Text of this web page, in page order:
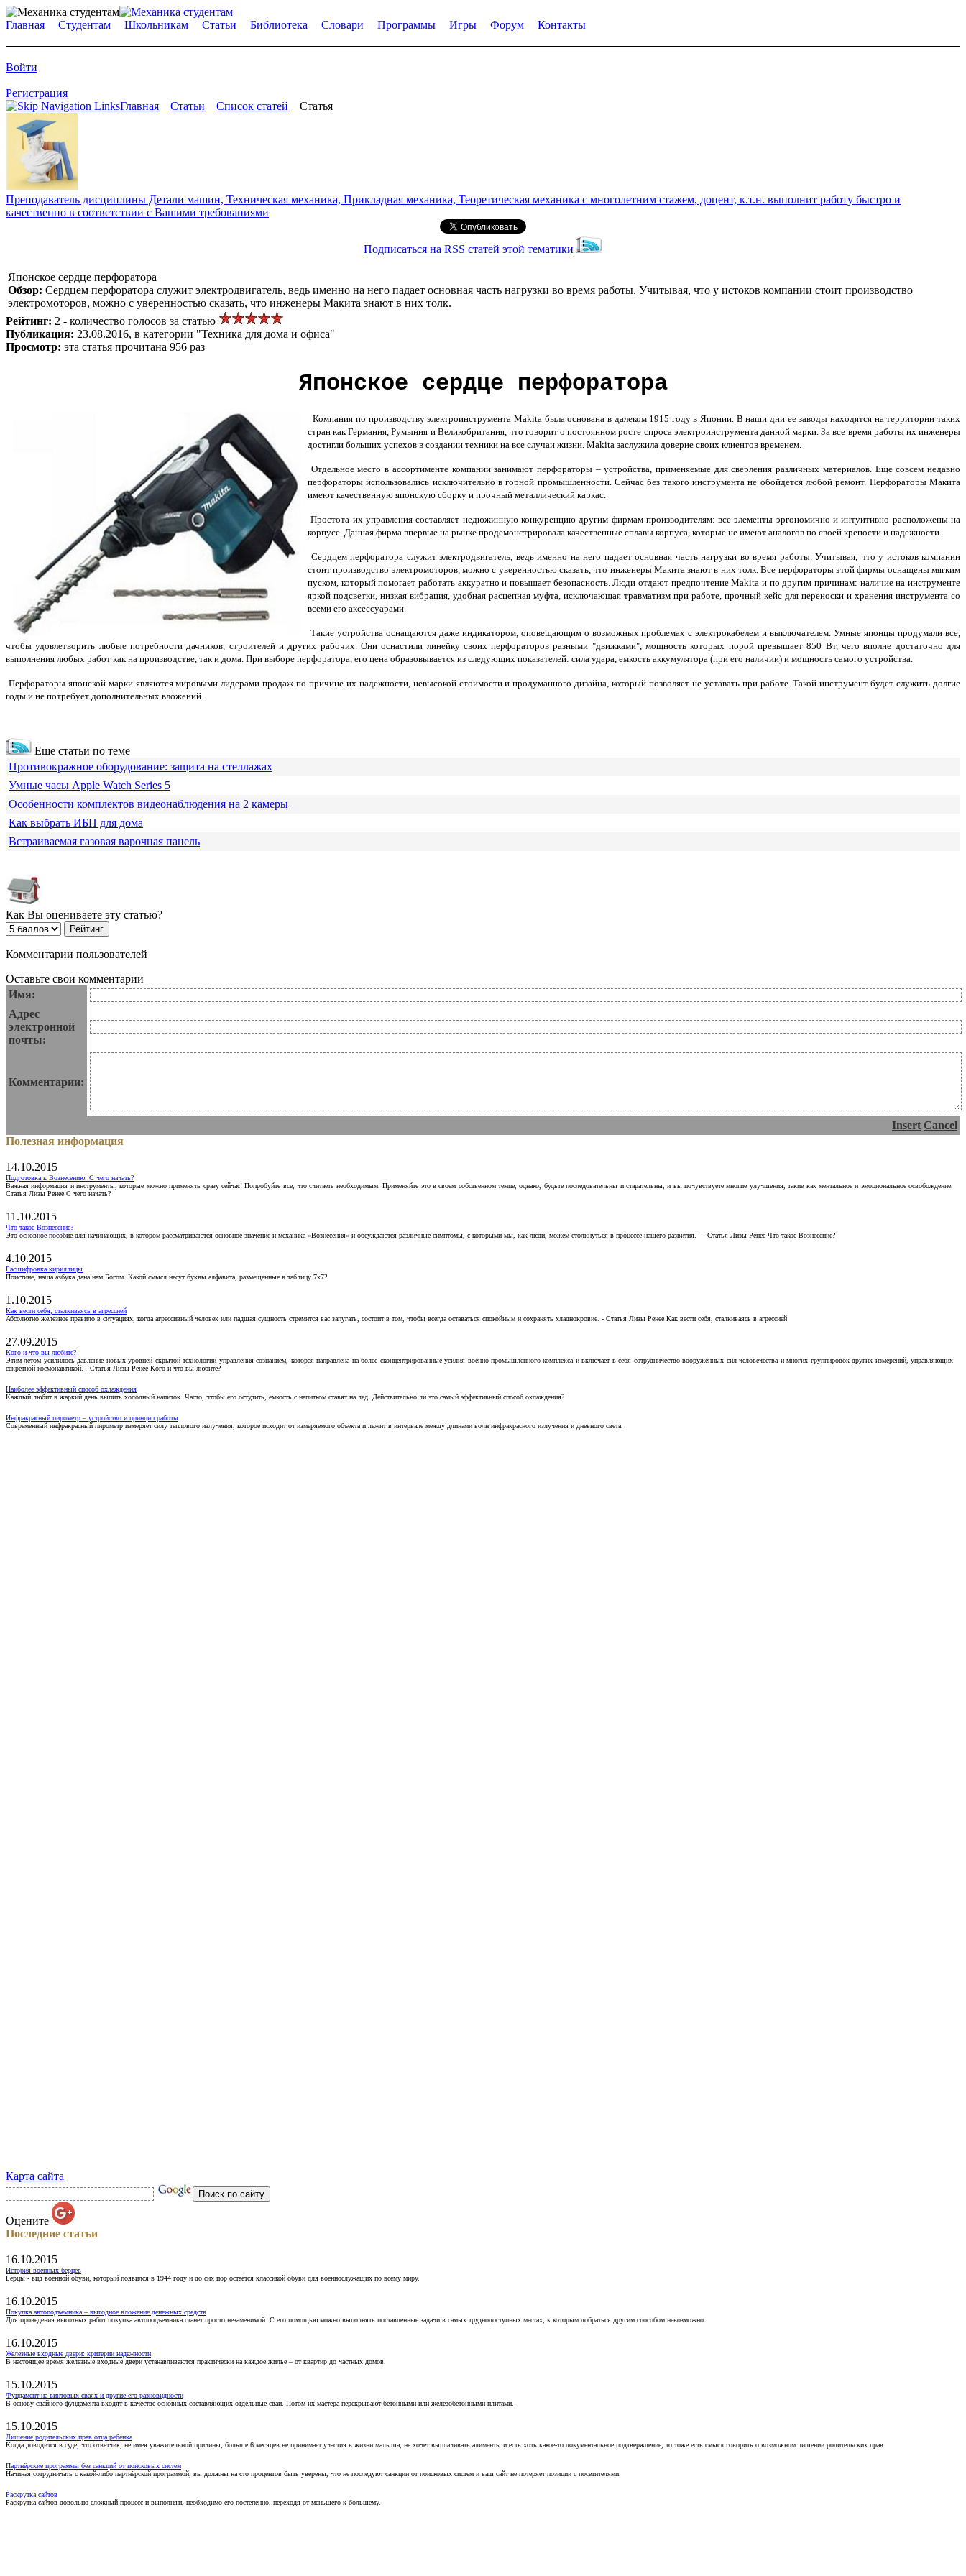
Главная Студентам Школьникам Статьи Библиотека Словари Программы Игры Форум Контакты
Войти
Регистрация
Главная
Статьи Список статей Статья
Преподаватель дисциплины Детали машин, Техническая механика, Прикладная механика, Теоретическая механика с многолетним стажем, доцент, к.т.н. выполнит работу быстро и
качественно в соответствии с Вашими требованиями
Подписаться на RSS статей этой тематики
Японское сердце перфоратора
Обзор: Сердцем перфоратора служит электродвигатель, ведь именно на него падает основная часть нагрузки во время работы. Учитывая, что у истоков компании стоит производство
электромоторов, можно с уверенностью сказать, что инженеры Макита знают в них толк.
Рейтинг: 2 - количество голосов за статью
Публикация: 23.08.2016, в категории "Техника для дома и офиса"
Просмотр: эта статья прочитана 956 раз
Японское сердце перфоратора
Компания по производству электроинструмента Makita была основана в далеком 1915 году в Японии. В наши дни ее заводы находятся на территории таких
стран как Германия, Румыния и Великобритания, что говорит о постоянном росте спроса электроинструмента данной марки. За все время работы их инженеры
достигли больших успехов в создании техники на все случаи жизни. Makita заслужила доверие своих клиентов временем.
Отдельное место в ассортименте компании занимают перфораторы – устройства, применяемые для сверления различных материалов. Еще совсем недавно
перфораторы использовались исключительно в горной промышленности. Сейчас без такого инструмента не обойдется любой ремонт. Перфораторы Макита
имеют качественную японскую сборку и прочный металлический каркас.
Простота их управления составляет недюжинную конкуренцию другим фирмам-производителям: все элементы эргономично и интуитивно расположены на
корпусе. Данная фирма впервые на рынке продемонстрировала качественные сплавы корпуса, которые не имеют аналогов по своей крепости и надежности.
Сердцем перфоратора служит электродвигатель, ведь именно на него падает основная часть нагрузки во время работы. Учитывая, что у истоков компании
стоит производство электромоторов, можно с уверенностью сказать, что инженеры Макита знают в них толк. Все перфораторы этой фирмы оснащены мягким
пуском, который помогает работать аккуратно и повышает безопасность. Люди отдают предпочтение Makita и по другим причинам: наличие на инструменте
яркой подсветки, низкая вибрация, удобная расцепная муфта, исключающая травматизм при работе, прочный кейс для переноски и хранения инструмента со
всеми его аксессуарами.
Такие устройства оснащаются даже индикатором, оповещающим о возможных проблемах с электрокабелем и выключателем. Умные японцы продумали все,
чтобы удовлетворить любые потребности дачников, строителей и других рабочих. Они оснастили линейку своих перфораторов разными "движками", мощность которых порой превышает 850 Вт, чего вполне достаточно для
выполнения любых работ как на производстве, так и дома. При выборе перфоратора, его цена образовывается из следующих показателей: сила удара, емкость аккумулятора (при его наличии) и мощность самого устройства.
Перфораторы японской марки являются мировыми лидерами продаж по причине их надежности, невысокой стоимости и продуманного дизайна, который позволяет не уставать при работе. Такой инструмент будет служить долгие
годы и не потребует дополнительных вложений.
Еще статьи по теме
Противокражное оборудование: защита на стеллажах
Умные часы Apple Watch Series 5
Особенности комплектов видеонаблюдения на 2 камеры
Как выбрать ИБП для дома
Встраиваемая газовая варочная панель
Как Вы оцениваете эту статью?
Комментарии пользователей
Оставьте свои комментарии
Имя:
Адрес
электронной
почты:
Комментарии:
Insert Cancel
Полезная информация
14.10.2015
Подготовка к Вознесению. С чего начать?
Важная информация и инструменты, которые можно применять сразу сейчас! Попробуйте все, что считаете необходимым. Применяйте это в своем собственном темпе, однако, будьте последовательны и старательны, и вы почувствуете многие улучшения, такие как ментальное и эмоциональное освобождение.
Статья Лизы Ренее С чего начать?
11.10.2015
Что такое Вознесение?
Это основное пособие для начинающих, в котором рассматриваются основное значение и механика «Вознесения» и обсуждаются различные симптомы, с которыми мы, как люди, можем столкнуться в процессе нашего развития. - - Статья Лизы Ренее Что такое Вознесение?
4.10.2015
Расшифровка кириллицы
Поистине, наша азбука дана нам Богом. Какой смысл несут буквы алфавита, размещенные в таблицу 7х7?
1.10.2015
Как вести себя, сталкиваясь в агрессией
Абсолютно железное правило в ситуациях, когда агрессивный человек или падшая сущность стремится вас запугать, состоит в том, чтобы всегда оставаться спокойным и сохранять хладнокровие. - Статья Лизы Ренее Как вести себя, сталкиваясь в агрессией
27.09.2015
Кого и что вы любите?
Этим летом усилилось давление новых уровней скрытой технологии управления сознанием, которая направлена на более сконцентрированные усилия военно-промышленного комплекса и включает в себя сотрудничество вооруженных сил человечества и многих группировок других измерений, управляющих
секретной космонавтикой. - Статья Лизы Ренее Кого и что вы любите?
Наиболее эффективный способ охлаждения
Каждый любит в жаркий день выпить холодный напиток. Часто, чтобы его остудить, емкость с напитком ставят на лед. Действительно ли это самый эффективный способ охлаждения?
Инфракрасный пирометр – устройство и принцип работы
Современный инфракрасный пирометр измеряет силу теплового излучения, которое исходит от измеряемого объекта и лежит в интервале между длинами волн инфракрасного излучения и дневного света.
Карта сайта
Оцените
Последние статьи
16.10.2015
История военных берцев
Берцы - вид военной обуви, который появился в 1944 году и до сих пор остаётся классикой обуви для военнослужащих по всему миру.
16.10.2015
Покупка автоподъемника – выгодное вложение денежных средств
Для проведения высотных работ покупка автоподъемника станет просто незаменимой. С его помощью можно выполнять поставленные задачи в самых труднодоступных местах, к которым добраться другим способом невозможно.
16.10.2015
Железные входные двери: критерии надежности
В настоящее время железные входные двери устанавливаются практически на каждое жилье – от квартир до частных домов.
15.10.2015
Фундамент на винтовых сваях и другие его разновидности
В основу свайного фундамента входят в качестве основных составляющих отдельные сваи. Потом их мастера перекрывают бетонными или железобетонными плитами.
15.10.2015
Лишение родительских прав отца ребенка
Когда доводится в суде, что ответчик, не имея уважительной причины, больше 6 месяцев не принимает участия в жизни малыша, не хочет выплачивать алименты и есть хоть какое-то документальное подтверждение, то тоже есть смысл говорить о возможном лишении родительских прав.
Партнёрские программы без санкций от поисковых систем
Начиная сотрудничать с какой-либо партнёрской программой, вы должны на сто процентов быть уверены, что не последуют санкции от поисковых систем и ваш сайт не потеряет позиции с посетителями.
Раскрутка сайтов
Раскрутка сайтов довольно сложный процесс и выполнять необходимо его постепенно, переходя от меньшего к большему.